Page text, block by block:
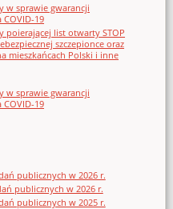
w sprawie gwarancji
19
poierającej list otwarty STOP
szczepionce oraz
mieszkańcach Polski i inne
w sprawie gwarancji
19
publicznych w 2026 r.
publicznych w 2026 r.
publicznych w 2025 r.